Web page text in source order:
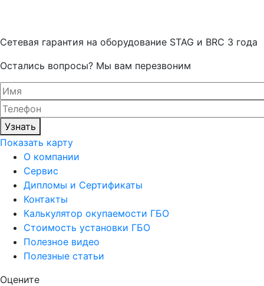
Cетевая гарантия на оборудование STAG и BRC 3 года
Остались вопросы? Мы вам перезвоним
Узнать
Показать карту
О компании
Сервис
Дипломы и Сертификаты
Контакты
Калькулятор окупаемости ГБО
Стоимость установки ГБО
Полезное видео
Полезные статьи
Оцените